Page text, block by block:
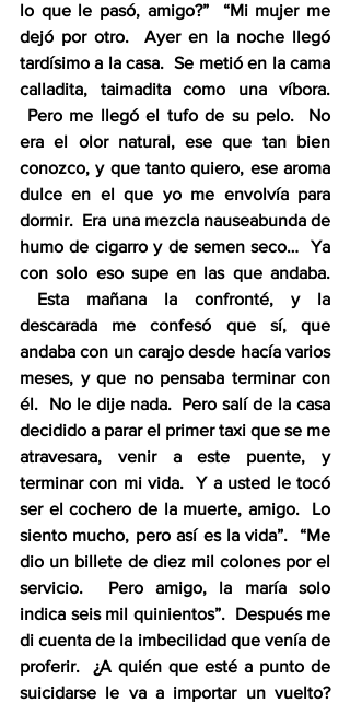
lo que le pasó, amigo?”  “Mi mujer me
dejó por otro.  Ayer en la noche llegó
tardísimo a la casa.  Se metió en la cama
calladita, taimadita como una víbora.
Pero me llegó el tufo de su pelo.  No
era el olor natural, ese que tan bien
conozco, y que tanto quiero, ese aroma
dulce en el que yo me envolvía para
dormir.  Era una mezcla nauseabunda de
humo de cigarro y de semen seco…  Ya
con solo eso supe en las que andaba.
Esta mañana la confronté, y la
descarada me confesó que sí, que
andaba con un carajo desde hacía varios
meses, y que no pensaba terminar con
él.  No le dije nada.  Pero salí de la casa
decidido a parar el primer taxi que se me
atravesara, venir a este puente, y
terminar con mi vida.  Y a usted le tocó
ser el cochero de la muerte, amigo.  Lo
siento mucho, pero así es la vida”.  “Me
dio un billete de diez mil colones por el
servicio.  Pero amigo, la maría solo
indica seis mil quinientos”.  Después me
di cuenta de la imbecilidad que venía de
proferir.  ¿A quién que esté a punto de
suicidarse le va a importar un vuelto?